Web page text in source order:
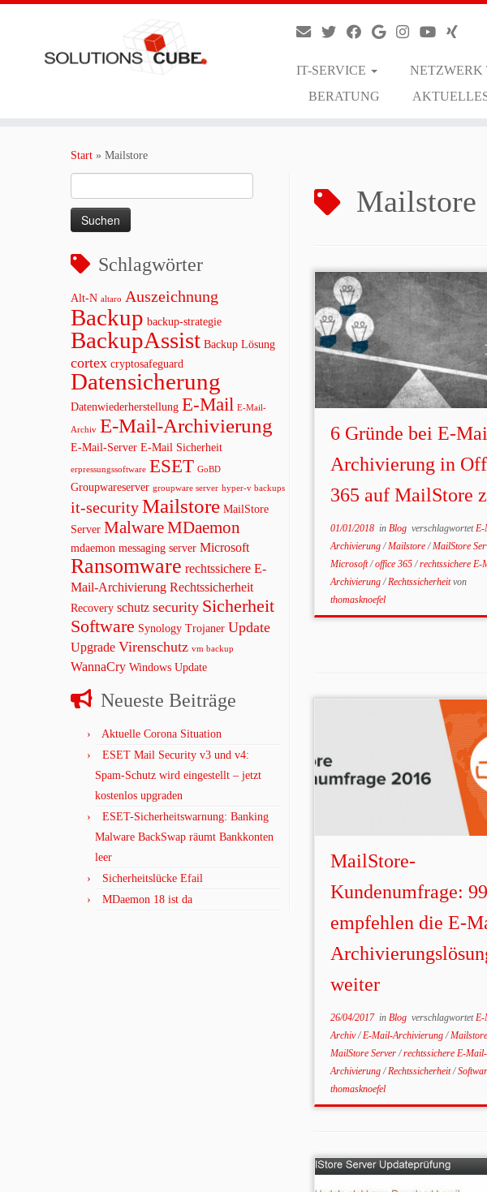
IT-SERVICE NETZWERK
BERATUNG
Start » Mailstore
nach:
Schlagwörter
Alt-N altaro Auszeichnung
Backup backup-strategie
BackupAssist Backup Lösung
cortex cryptosafeguard
Datensicherung
Datenwiederherstellung E-Mail E-Mail-
Archiv E-Mail-Archivierung
E-Mail-Server E-Mail Sicherheit
erpressungssoftware ESET GoBD
Groupwareserver groupware server hyper-v backups
it-securityMailstore MailStore
Server MalwareMDaemon
mdaemon messaging server Microsoft
Ransomware rechtssichere E-
Mail-Archivierung Rechtssicherheit
Recovery schutz security Sicherheit
Software Synology Trojaner Update
Upgrade Virenschutz vm backup
WannaCry Windows Update
Neueste Beiträge
Aktuelle Corona Situation
ESET Mail Security v3 und v4:
Spam-Schutz wird eingestellt – jetzt
kostenlos upgraden
ESET-Sicherheitswarnung: Banking
Malware BackSwap räumt Bankkonten
leer
Sicherheitslücke Efail
MDaemon 18 ist da
Mailstore
6 Gründe bei E-
Archivierung in
365 auf MailStore
01/01/2018 inBlog verschlagwortetE-
Archivierung/Mailstore/MailStore
Microsoft/office 365/rechtssichere E-
Archivierung/Rechtssicherheitvon
thomasknoefel
MailStore-
Kundenumfrage:
empfehlen die E-
weiter
26/04/2017inBlog verschlagwortetE-
Archiv/E-Mail-Archivierung/
MailStore Server/rechtssichere E-Mail-
Archivierung/Rechtssicherheit/
thomasknoefel